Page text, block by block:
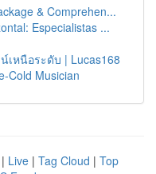
& Comprehen...
Especialistas ...
หนือระดับ | Lucas168
Cold Musician
| Live | Tag Cloud | Top